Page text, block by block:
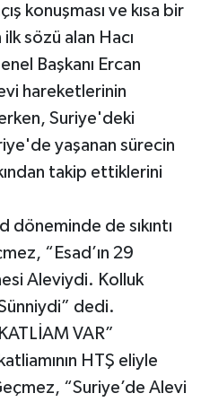
konuşması ve kısa bir
sözü alan Hacı
Başkanı Ercan
hareketlerinin
Suriye'deki
yaşanan sürecin
takip ettiklerini
döneminde de sıkıntı
“Esad’ın 29
Aleviydi. Kolluk
dedi.
VAR”
HTŞ eliyle
“Suriye’de Alevi